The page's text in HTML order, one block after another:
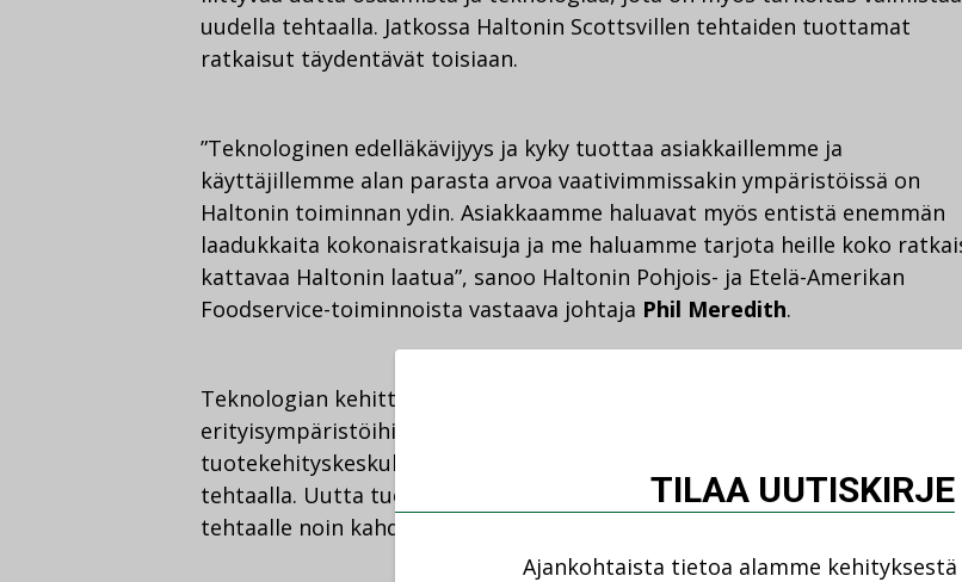
uudella tehtaalla. Jatkossa Haltonin Scottsvillen tehtaiden tuottamat
ratkaisut täydentävät toisiaan.
”Teknologinen edelläkävijyys ja kyky tuottaa asiakkaillemme ja
käyttäjillemme alan parasta arvoa vaativimmissakin ympäristöissä on
Haltonin toiminnan ydin. Asiakkaamme haluavat myös entistä enemmän
laadukkaita kokonaisratkaisuja ja me haluamme tarjota heille koko
kattavaa Haltonin laatua”, sanoo Haltonin Pohjois- ja Etelä-Amerikan
Foodservice-toiminnoista vastaava johtaja Phil Meredith.
Teknologian kehittämisessä ja jalostamisessa asiakkaittensa vaativiin
erityisympäristöihin Halton on perinteisesti luottanut kansainvälisiin
tuotekehityskeskuksiinsa, joista yksi sijaitsee Scottsvillen nykyisellä
tehtaalla. Uutta tuotekehityskeskusta suunnitellaan avattavaksi uudelle
tehtaalle noin kahden vuoden kuluessa.
TILAA UUTISKIRJE
Ajankohtaista tietoa alamme